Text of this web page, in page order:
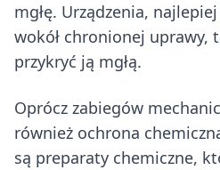
mgłę. Urządzenia,
wokół chronionej uprawy,
przykryć ją mgłą.
Oprócz zabiegów
również ochrona
są preparaty chemiczne,